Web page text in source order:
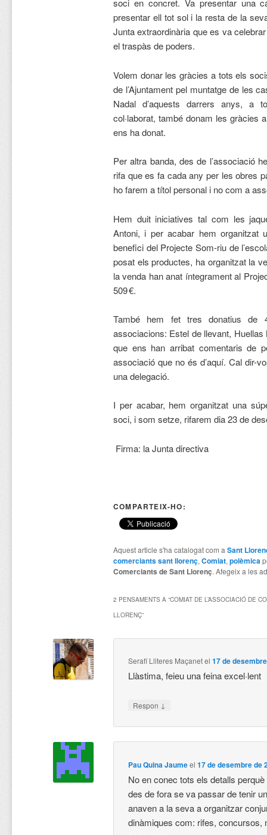
soci en concret. Va presentar una
presentar ell tot sol i la resta de la
Junta extraordinària que es va
el traspàs de poders.
Volem donar les gràcies a tots els
de l’Ajuntament pel muntatge de les
Nadal d’aquests darrers anys, a
col·laborat, també donam les gràcies
ens ha donat.
Per altra banda, des de l’associació
rifa que es fa cada any per les obres
ho farem a títol personal i no com a
Hem duit iniciatives tal com les
Antoni, i per acabar hem organitzat
benefici del Projecte Som-riu de
posat els productes, ha organitzat la
la venda han anat íntegrament al
509 €.
També hem fet tres donatius de
associacions: Estel de llevant,
que ens han arribat comentaris de
associació que no és d’aquí. Cal dir-
una delegació.
I per acabar, hem organitzat una
soci, i som setze, rifarem dia 23 de
Firma: la Junta directiva
COMPARTEIX-HO:
Aquest article s'ha catalogat com aSant
comerciants sant llorenç,Comiat,polèmica
Comerciants de Sant Llorenç. Afegeix a les
2 PENSAMENTS A “COMIAT DE L’ASSOCIACIÓ DE
LLORENÇ”
Serafí Lliteres Maçanetel17 de
Llàstima, feieu una feina excel·lent
Respon ↓
Pau Quina Jaumeel17 de desembre de
No en conec tots els detalls
des de fora se va passar de tenir
anaven a la seva a organitzar
dinàmiques com: rifes, concursos,